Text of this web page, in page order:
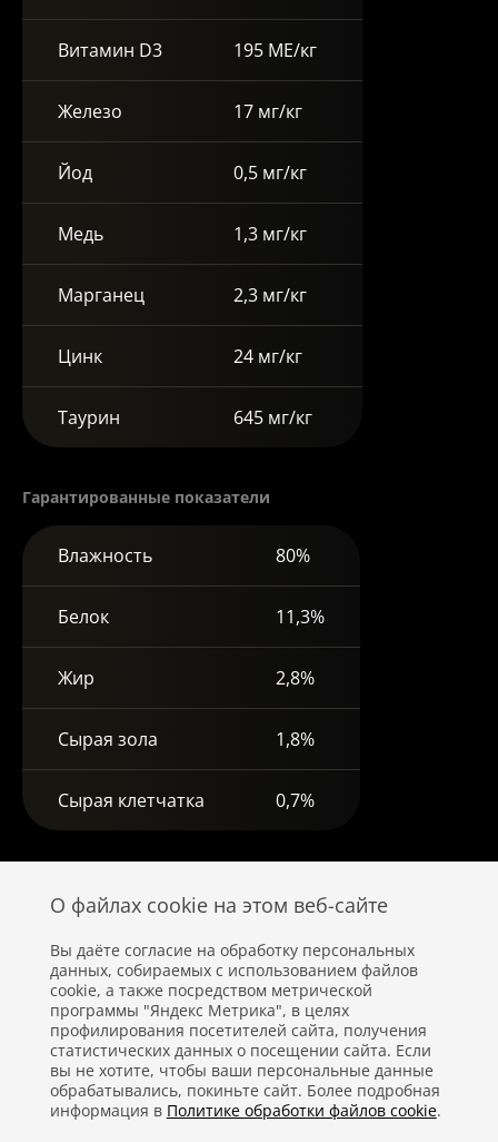
Витамин D3 195 МЕ/кг
Железо 17 мг/кг
Йод 0,5 мг/кг
Медь 1,3 мг/кг
Марганец 2,3 мг/кг
Цинк 24 мг/кг
Таурин 645 мг/кг
Гарантированные показатели
Влажность 80%
Белок 11,3%
Жир 2,8%
Сырая зола 1,8%
Сырая клетчатка 0,7%
Политика конфиденциальности
Правовая информация
О файлах cookie на этом веб-сайте
Вы даёте согласие на обработку персональных
данных, собираемых с использованием файлов
cookie, а также посредством метрической
программы "Яндекс Метрика", в целях
профилирования посетителей сайта, получения
статистических данных о посещении сайта. Если
вы не хотите, чтобы ваши персональные данные
обрабатывались, покиньте сайт. Более подробная
информация в Политике обработки файлов cookie.